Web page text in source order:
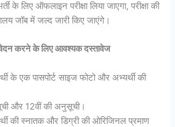
के लिए ऑफलाइन परीक्षा लिया जाएगा, परीक्षा की
जॉब में जल्द जारी किए जाएंगे।
करने के लिए आवश्यक दस्तावेज
के एक पासपोर्ट साइज फोटो और अभ्यर्थी की
और 12वीं की अनुसूची।
की स्नातक और डिग्री की ओरिजिनल प्रमाण